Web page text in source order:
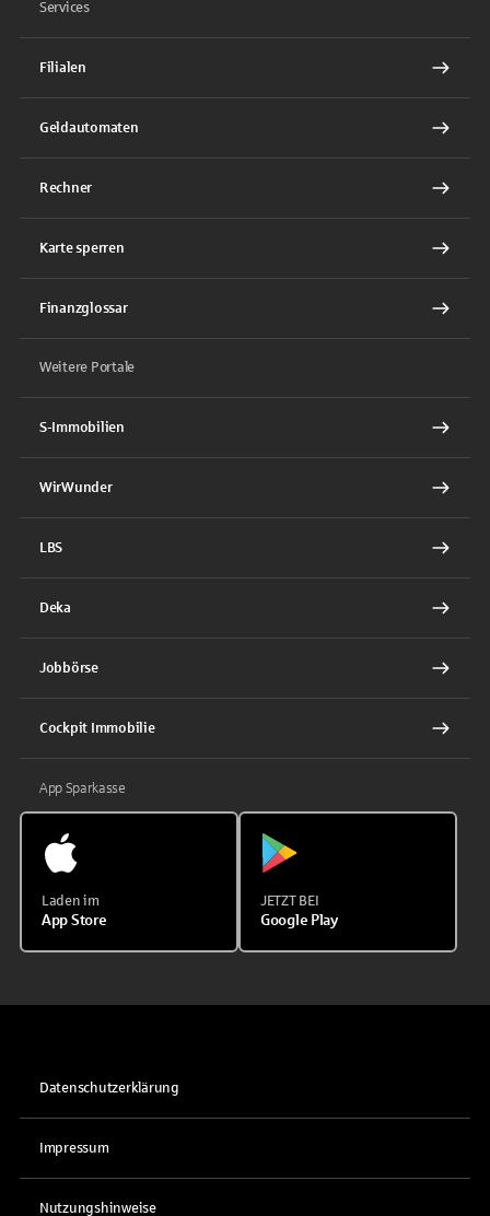
Services
Filialen
Geldautomaten
Rechner
Karte sperren
Finanzglossar
Weitere Portale
S-Immobilien
WirWunder
LBS
Deka
Jobbörse
Cockpit Immobilie
App Sparkasse
Laden im
App Store
JETZT BEI
Google Play
Datenschutzerklärung
Impressum
Nutzungshinweise